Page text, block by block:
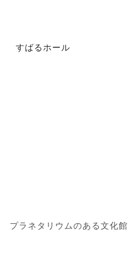
すばるホール
プラネタリウムのある文化館